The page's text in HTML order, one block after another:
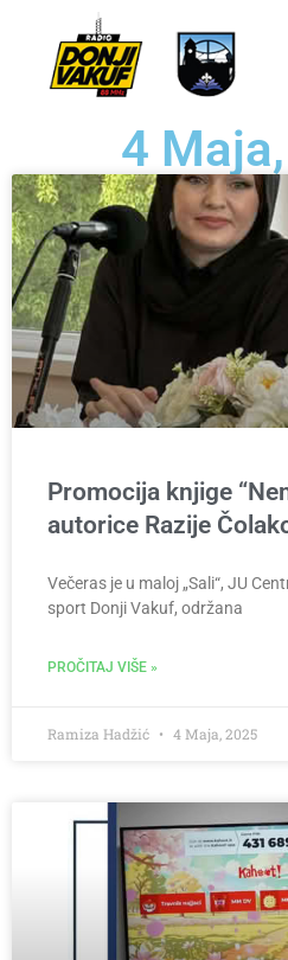
4
Promocija knjige
autorice Razije
Večeras je u maloj „Sali“, JU
sport Donji Vakuf, održana
PROČITAJ VIŠE »
Ramiza Hadžić 4 Maja, 2025